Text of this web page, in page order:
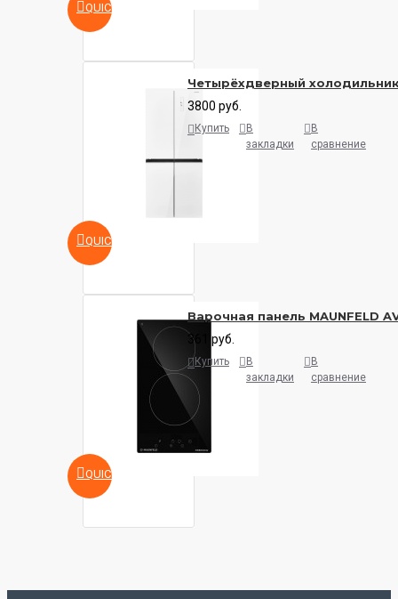
QUICKVIEW
QUICKVIEW
Четырёхдверный холодильник
3800 руб.
Купить
В
закладки
В
сравнение
QUICKVIEW
Варочная панель MAUNFELD
361 руб.
Купить
В
закладки
В
сравнение